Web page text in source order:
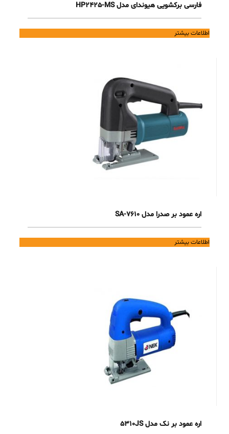
فارسی برکشویی هیوندای مدل HP2425-MS
اطلاعات بیشتر
اره عمود بر صدرا مدل SA-7610
اطلاعات بیشتر
اره عمود بر نک مدل 5310JS